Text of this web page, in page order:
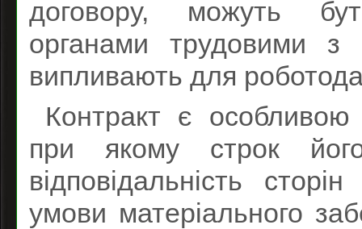
договору, можуть
органами трудовими
випливають для
Контракт є
при якому строк
відповідальність
умови матеріального